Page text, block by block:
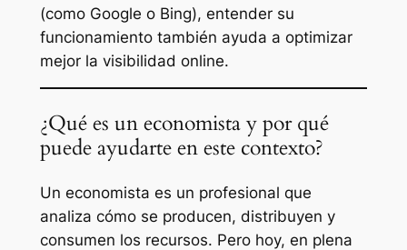
(como Google o Bing), entender su
funcionamiento también ayuda a optimizar
mejor la visibilidad online.
¿Qué es un economista y por qué
puede ayudarte en este contexto?
Un economista es un profesional que
analiza cómo se producen, distribuyen y
consumen los recursos. Pero hoy, en plena